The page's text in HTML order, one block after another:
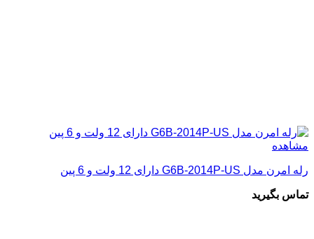
مشاهده
رله امرن مدل G6B-2014P-US دارای 12 ولت و 6 پین
تماس بگیرید